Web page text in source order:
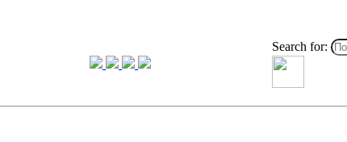
Search for: